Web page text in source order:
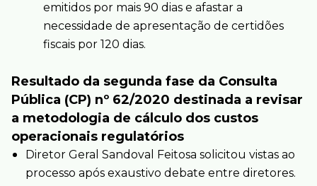
emitidos por mais 90 dias e afastar a
necessidade de apresentação de certidões
fiscais por 120 dias.
Resultado da segunda fase da Consulta
Pública (CP) nº 62/2020 destinada a revisar
a metodologia de cálculo dos custos
operacionais regulatórios
Diretor Geral Sandoval Feitosa solicitou vistas ao
processo após exaustivo debate entre diretores.